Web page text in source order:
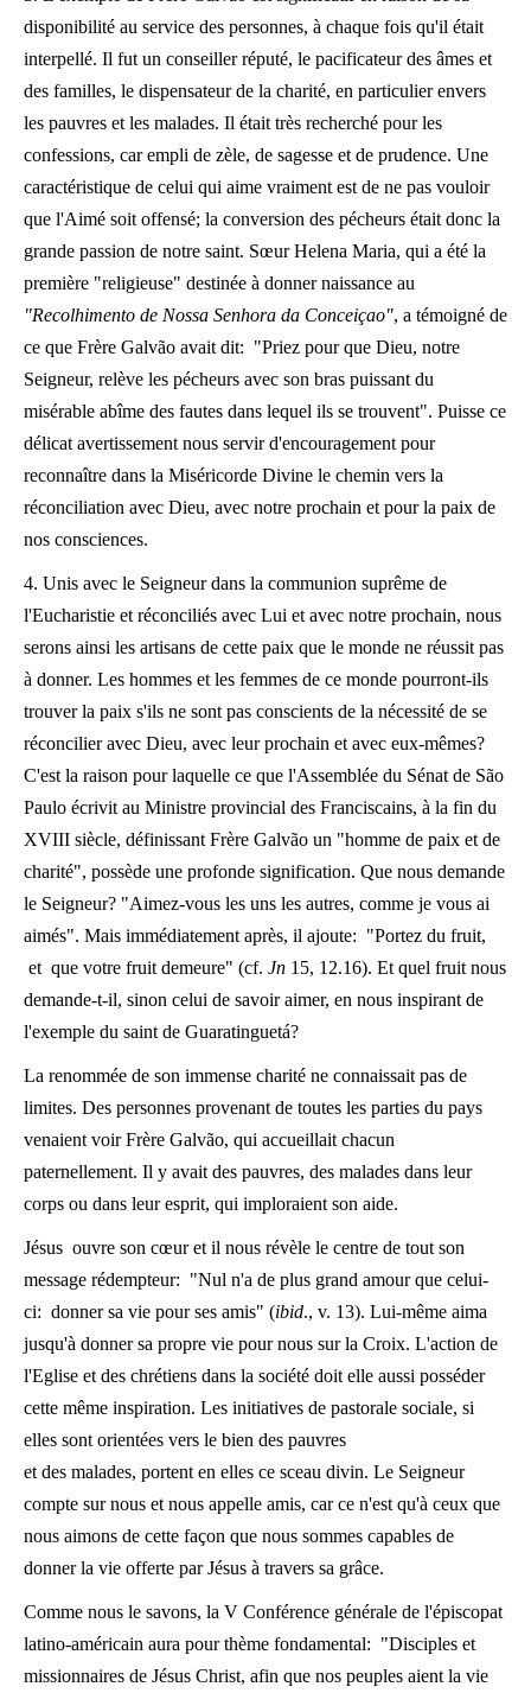
disponibilité au service des personnes, à chaque fois qu'il était
interpellé. Il fut un conseiller réputé, le pacificateur des âmes et
des familles, le dispensateur de la charité, en particulier envers
les pauvres et les malades. Il était très recherché pour les
confessions, car empli de zèle, de sagesse et de prudence. Une
caractéristique de celui qui aime vraiment est de ne pas vouloir
que l'Aimé soit offensé; la conversion des pécheurs était donc la
grande passion de notre saint. Sœur Helena Maria, qui a été la
première "religieuse" destinée à donner naissance au
"Recolhimento de Nossa Senhora da Conceiçao", a témoigné de
ce que Frère Galvão avait dit: "Priez pour que Dieu, notre
Seigneur, relève les pécheurs avec son bras puissant du
misérable abîme des fautes dans lequel ils se trouvent". Puisse ce
délicat avertissement nous servir d'encouragement pour
reconnaître dans la Miséricorde Divine le chemin vers la
réconciliation avec Dieu, avec notre prochain et pour la paix de
nos consciences.
4. Unis avec le Seigneur dans la communion suprême de
l'Eucharistie et réconciliés avec Lui et avec notre prochain, nous
serons ainsi les artisans de cette paix que le monde ne réussit pas
à donner. Les hommes et les femmes de ce monde pourront-ils
trouver la paix s'ils ne sont pas conscients de la nécessité de se
réconcilier avec Dieu, avec leur prochain et avec eux-mêmes?
C'est la raison pour laquelle ce que l'Assemblée du Sénat de São
Paulo écrivit au Ministre provincial des Franciscains, à la fin du
XVIII siècle, définissant Frère Galvão un "homme de paix et de
charité", possède une profonde signification. Que nous demande
le Seigneur? "Aimez-vous les uns les autres, comme je vous ai
aimés". Mais immédiatement après, il ajoute: "Portez du fruit,
et que votre fruit demeure" (cf. Jn 15, 12.16). Et quel fruit nous
demande-t-il, sinon celui de savoir aimer, en nous inspirant de
l'exemple du saint de Guaratinguetá?
La renommée de son immense charité ne connaissait pas de
limites. Des personnes provenant de toutes les parties du pays
venaient voir Frère Galvão, qui accueillait chacun
paternellement. Il y avait des pauvres, des malades dans leur
corps ou dans leur esprit, qui imploraient son aide.
Jésus ouvre son cœur et il nous révèle le centre de tout son
message rédempteur: "Nul n'a de plus grand amour que celui-
ci: donner sa vie pour ses amis" (ibid., v. 13). Lui-même aima
jusqu'à donner sa propre vie pour nous sur la Croix. L'action de
l'Eglise et des chrétiens dans la société doit elle aussi posséder
cette même inspiration. Les initiatives de pastorale sociale, si
elles sont orientées vers le bien des pauvres
et des malades, portent en elles ce sceau divin. Le Seigneur
compte sur nous et nous appelle amis, car ce n'est qu'à ceux que
nous aimons de cette façon que nous sommes capables de
donner la vie offerte par Jésus à travers sa grâce.
Comme nous le savons, la V Conférence générale de l'épiscopat
latino-américain aura pour thème fondamental: "Disciples et
missionnaires de Jésus Christ, afin que nos peuples aient la vie